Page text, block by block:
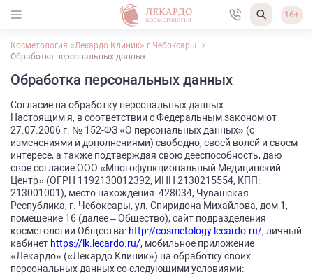
16+
Косметология «Лекардо Клиник» г.Чебоксары
Обработка персональных данных
Обработка персональных данных
Согласие на обработку персональных данных
Настоящим я, в соответствии с Федеральным законом от
27.07.2006 г. № 152-ФЗ «О персональных данных» (с
изменениями и дополнениями) свободно, своей волей и своем
интересе, а также подтверждая свою дееспособность, даю
свое согласие ООО «Многофункциональный Медицинский
Центр» (ОГРН 1192130012392, ИНН 2130215554, КПП:
213001001), место нахождения: 428034, Чувашская
Республика, г. Чебоксары, ул. Спиридона Михайлова, дом 1,
помещение 16 (далее – Общество), сайт подразделения
косметологии Общества: http://cosmetology.lecardo.ru/, личный
кабинет https://lk.lecardo.ru/, мобильное приложение
«Лекардо» («Лекардо Клиник») на обработку своих
персональных данных со следующими условиями: